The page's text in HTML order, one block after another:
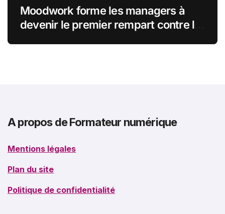
Moodwork forme les managers à
devenir le premier rempart contre le
A propos de Formateur numérique
Mentions légales
Plan du site
Politique de confidentialité